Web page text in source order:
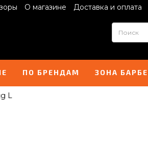
О магазине Доставка и оплата
ПО БРЕНДАМ ЗОНА
L